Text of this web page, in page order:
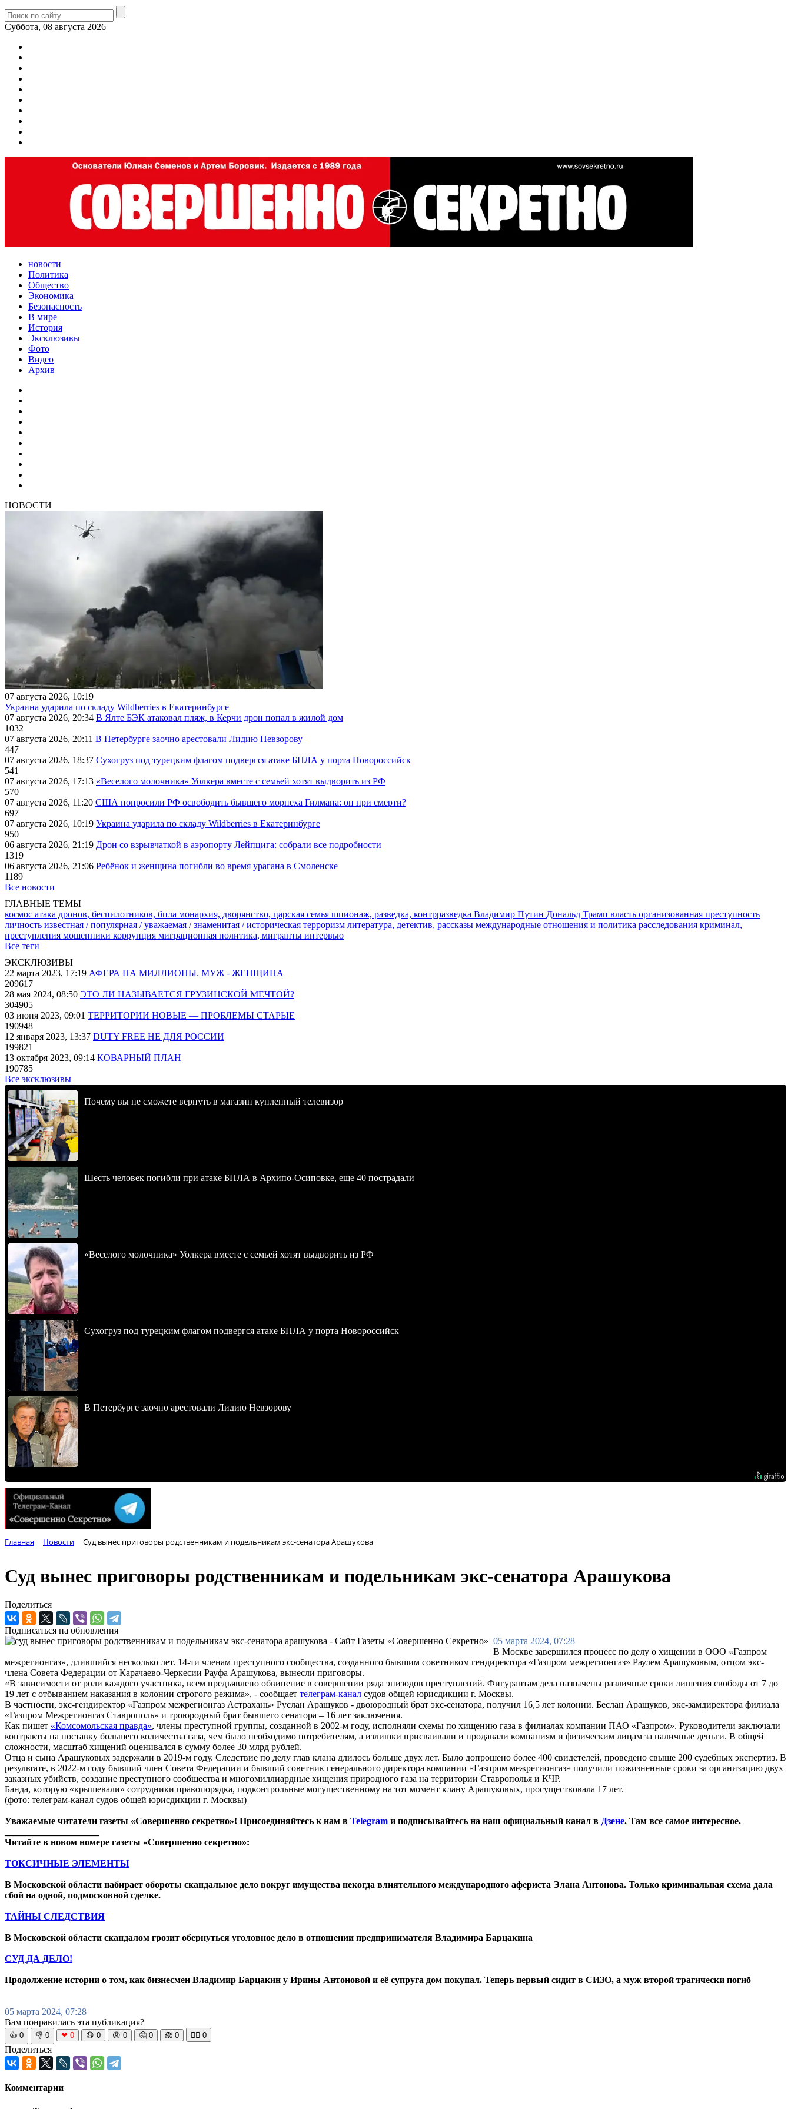
Суббота, 08 августа 2026
новости
Политика
Общество
Экономика
Безопасность
В мире
История
Эксклюзивы
Фото
Видео
Архив
НОВОСТИ
07 августа 2026, 10:19
Украина ударила по складу Wildberries в Екатеринбурге
07 августа 2026, 20:34 В Ялте БЭК атаковал пляж, в Керчи дрон попал в жилой дом
1032
07 августа 2026, 20:11 В Петербурге заочно арестовали Лидию Невзорову
447
07 августа 2026, 18:37 Сухогруз под турецким флагом подвергся атаке БПЛА у порта Новороссийск
541
07 августа 2026, 17:13 «Веселого молочника» Уолкера вместе с семьей хотят выдворить из РФ
570
07 августа 2026, 11:20 США попросили РФ освободить бывшего морпеха Гилмана: он при смерти?
697
07 августа 2026, 10:19 Украина ударила по складу Wildberries в Екатеринбурге
950
06 августа 2026, 21:19 Дрон со взрывчаткой в аэропорту Лейпцига: собрали все подробности
1319
06 августа 2026, 21:06 Ребёнок и женщина погибли во время урагана в Смоленске
1189
Все новости
ГЛАВНЫЕ ТЕМЫ
космос атака дронов, беспилотников, бпла монархия, дворянство, царская семья шпионаж, разведка, контрразведка Владимир Путин Дональд Трамп власть организованная преступность
личность известная / популярная / уважаемая / знаменитая / историческая терроризм литература, детектив, рассказы международные отношения и политика расследования криминал,
преступления мошенники коррупция миграционная политика, мигранты интервью
Все теги
ЭКСКЛЮЗИВЫ
22 марта 2023, 17:19 АФЕРА НА МИЛЛИОНЫ. МУЖ - ЖЕНЩИНА
209617
28 мая 2024, 08:50 ЭТО ЛИ НАЗЫВАЕТСЯ ГРУЗИНСКОЙ МЕЧТОЙ?
304905
03 июня 2023, 09:01 ТЕРРИТОРИИ НОВЫЕ — ПРОБЛЕМЫ СТАРЫЕ
190948
12 января 2023, 13:37 DUTY FREE НЕ ДЛЯ РОССИИ
199821
13 октября 2023, 09:14 КОВАРНЫЙ ПЛАН
190785
Все эксклюзивы
Почему вы не сможете вернуть в магазин купленный телевизор
Шесть человек погибли при атаке БПЛА в Архипо-Осиповке, еще 40 пострадали
«Веселого молочника» Уолкера вместе с семьей хотят выдворить из РФ
Сухогруз под турецким флагом подвергся атаке БПЛА у порта Новороссийск
В Петербурге заочно арестовали Лидию Невзорову
Главная Новости Суд вынес приговоры родственникам и подельникам экс-сенатора Арашукова
Суд вынес приговоры родственникам и подельникам экс-сенатора Арашукова
Поделиться
Подписаться на обновления
05 марта 2024, 07:28
В Москве завершился процесс по делу о хищении в ООО «Газпром
межрегионгаз», длившийся несколько лет. 14-ти членам преступного сообщества, созданного бывшим советником гендиректора «Газпром межрегионгаз» Раулем Арашуковым, отцом экс-
члена Совета Федерации от Карачаево-Черкесии Рауфа Арашукова, вынесли приговоры.
«В зависимости от роли каждого участника, всем предъявлено обвинение в совершении ряда эпизодов преступлений. Фигурантам дела назначены различные сроки лишения свободы от 7 до
19 лет с отбыванием наказания в колонии строгого режима», - сообщает телеграм-канал судов общей юрисдикции г. Москвы.
В частности, экс-гендиректор «Газпром межрегионгаз Астрахань» Руслан Арашуков - двоюродный брат экс-сенатора, получил 16,5 лет колонии. Беслан Арашуков, экс-замдиректора филиала
«Газпром Межрегионгаз Ставрополь» и троюродный брат бывшего сенатора – 16 лет заключения.
Как пишет «Комсомольская правда», члены преступной группы, созданной в 2002-м году, исполняли схемы по хищению газа в филиалах компании ПАО «Газпром». Руководители заключали
контракты на поставку большего количества газа, чем было необходимо потребителям, а излишки присваивали и продавали компаниям и физическим лицам за наличные деньги. В общей
сложности, масштаб хищений оценивался в сумму более 30 млрд рублей.
Отца и сына Арашуковых задержали в 2019-м году. Следствие по делу глав клана длилось больше двух лет. Было допрошено более 400 свидетелей, проведено свыше 200 судебных экспертиз. В
результате, в 2022-м году бывший член Совета Федерации и бывший советник генерального директора компании «Газпром межрегионгаз» получили пожизненные сроки за организацию двух
заказных убийств, создание преступного сообщества и многомиллиардные хищения природного газа на территории Ставрополья и КЧР.
Банда, которую «крышевали» сотрудники правопорядка, подконтрольные могущественному на тот момент клану Арашуковых, просуществовала 17 лет.
(фото: телеграм-канал судов общей юрисдикции г. Москвы)
Уважаемые читатели газеты «Совершенно секретно»! Присоединяйтесь к нам в Telegram и подписывайтесь на наш официальный канал в Дзене. Там все самое интересное.
Читайте в новом номере газеты «Совершенно секретно»:
ТОКСИЧНЫЕ ЭЛЕМЕНТЫ
В Московской области набирает обороты скандальное дело вокруг имущества некогда влиятельного международного афериста Элана Антонова. Только криминальная схема дала
сбой на одной, подмосковной сделке.
ТАЙНЫ СЛЕДСТВИЯ
В Московской области скандалом грозит обернуться уголовное дело в отношении предпринимателя Владимира Барцакина
СУД ДА ДЕЛО!
Продолжение истории о том, как бизнесмен Владимир Барцакин у Ирины Антоновой и её супруга дом покупал. Теперь первый сидит в СИЗО, а муж второй трагически погиб
05 марта 2024, 07:28
Вам понравилась эта публикация?
👍 0 👎 0 ❤ 0 😆 0 😡 0 🤔 0 🙈 0 🧘‍♀️ 0
Поделиться
Комментарии